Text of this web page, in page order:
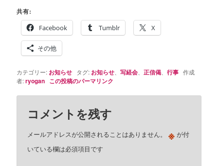
共有:
Facebook
Tumblr X
その他
カテゴリー: お知らせ タグ: お知らせ 、写経会 、正信偈 、行事 作成
者:ryogan この投稿のパーマリンク
コメントを残す
メールアドレスが公開されることはありません。 ※ が付
いている欄は必須項目です